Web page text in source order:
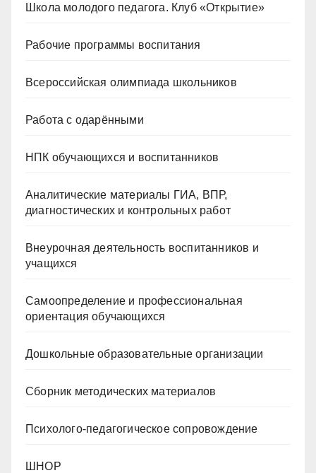
Школа молодого педагога. Клуб «Открытие»
Рабочие программы воспитания
Всероссийская олимпиада школьников
Работа с одарёнными
НПК обучающихся и воспитанников
Аналитические материалы ГИА, ВПР,
диагностических и контрольных работ
Внеурочная деятельность воспитанников и
учащихся
Самоопределение и профессиональная
ориентация обучающихся
Дошкольные образовательные организации
Сборник методических материалов
Психолого-педагогическое сопровождение
ШНОР